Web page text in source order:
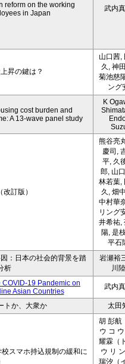
reform on the working
in Japan
武内
昇の鍵は？
山口茜,
久, 神
菊池慈
ング
cost burden and
A 13-wave panel study
K
訂版）
熊谷亮
慶司,
平, 久
郎, 山
林若葉,
久, 畑
中村華
リング
井希祐,
陽, 是
平石
：日本の社会的背景を踏
析
岩瀬裕
川
Pandemic on
Asian Countries
武内
トか、大衆か 太田
スマホ持込規制の緩和に
胡 彭航
ウ コ
耀霖（
ウ リ
瑞汐（